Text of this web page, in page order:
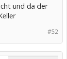
und da der
#52